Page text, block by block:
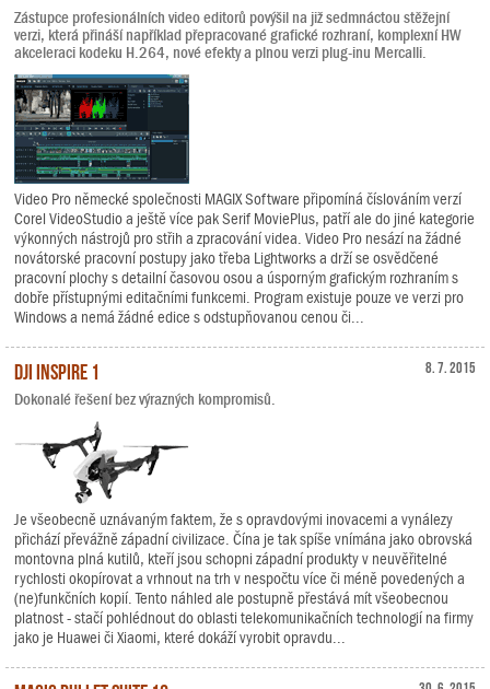
Zástupce profesionálních video editorů povýšil na již sedmnáctou stěžejní
verzi, která přináší například přepracované grafické rozhraní, komplexní HW
akceleraci kodeku H.264, nové efekty a plnou verzi plug-inu Mercalli.
Video Pro německé společnosti MAGIX Software připomíná číslováním verzí
Corel VideoStudio a ještě více pak Serif MoviePlus, patří ale do jiné kategorie
výkonných nástrojů pro střih a zpracování videa. Video Pro nesází na žádné
novátorské pracovní postupy jako třeba Lightworks a drží se osvědčené
pracovní plochy s detailní časovou osou a úsporným grafickým rozhraním s
dobře přístupnými editačními funkcemi. Program existuje pouze ve verzi pro
Windows a nemá žádné edice s odstupňovanou cenou či...
8. 7. 2015
DJI Inspire 1
Dokonalé řešení bez výrazných kompromisů.
Je všeobecně uznávaným faktem, že s opravdovými inovacemi a vynálezy
přichází převážně západní civilizace. Čína je tak spíše vnímána jako obrovská
montovna plná kutilů, kteří jsou schopni západní produkty v neuvěřitelné
rychlosti okopírovat a vrhnout na trh v nespočtu více či méně povedených a
(ne)funkčních kopií. Tento náhled ale postupně přestává mít všeobecnou
platnost - stačí pohlédnout do oblasti telekomunikačních technologií na firmy
jako je Huawei či Xiaomi, které dokáží vyrobit opravdu...